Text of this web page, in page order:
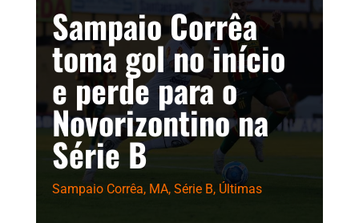
Sampaio Corrêa
toma gol no início
e perde para o
Novorizontino na
Série B
Sampaio Corrêa, MA, Série B, Últimas